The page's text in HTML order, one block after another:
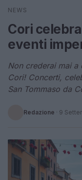
Cerca
NEWS
Cori
eventi
Non crederai mai a
Cori! Concerti,
San Tommaso da
Redazione · 9